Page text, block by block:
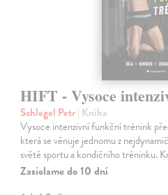
HIFT - Vysoce
Schlegel Petr| Kniha
Vysoce intenzivní funkční trénink
která se věnuje jednomu z
světě sportu a kondičního tréninku.
Zasielame do 10 dní